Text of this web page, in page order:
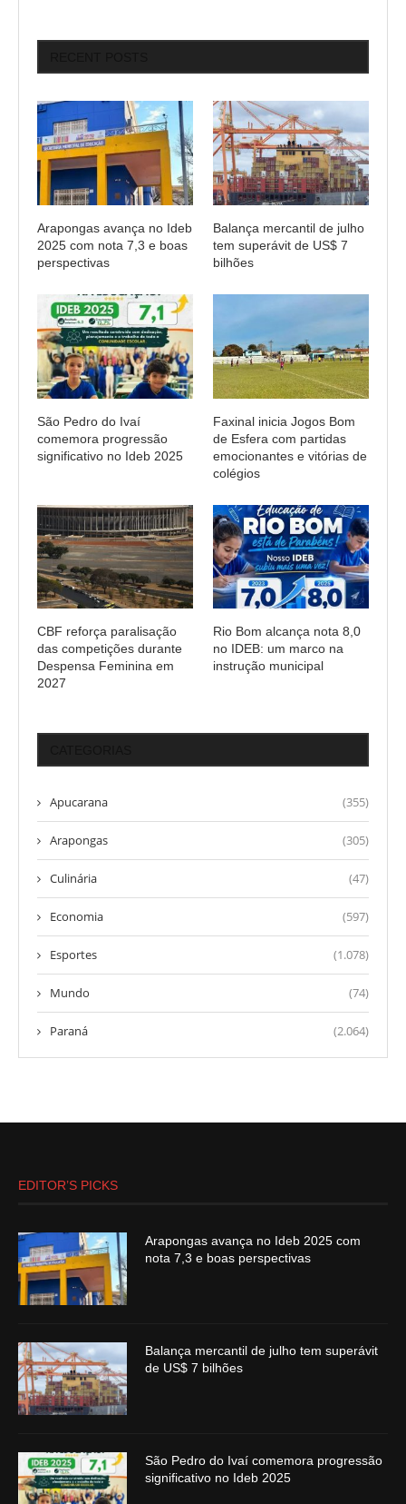
Arapongas avança no Ideb
2025 com nota 7,3 e boas
perspectivas
Balança mercantil de julho
tem superávit de US$ 7
bilhões
São Pedro do Ivaí
comemora progressão
significativo no Ideb 2025
Faxinal inicia Jogos Bom
de Esfera com partidas
emocionantes e vitórias de
colégios
CBF reforça paralisação
das competições durante
Despensa Feminina em
2027
Rio Bom alcança nota 8,0
no IDEB: um marco na
instrução municipal
Apucarana (355)
Arapongas (305)
Culinária (47)
Economia (597)
Esportes (1.078)
Mundo (74)
Paraná (2.064)
EDITOR’S PICKS
Arapongas avança no Ideb 2025 com
nota 7,3 e boas perspectivas
Balança mercantil de julho tem superávit
de US$ 7 bilhões
São Pedro do Ivaí comemora progressão
significativo no Ideb 2025